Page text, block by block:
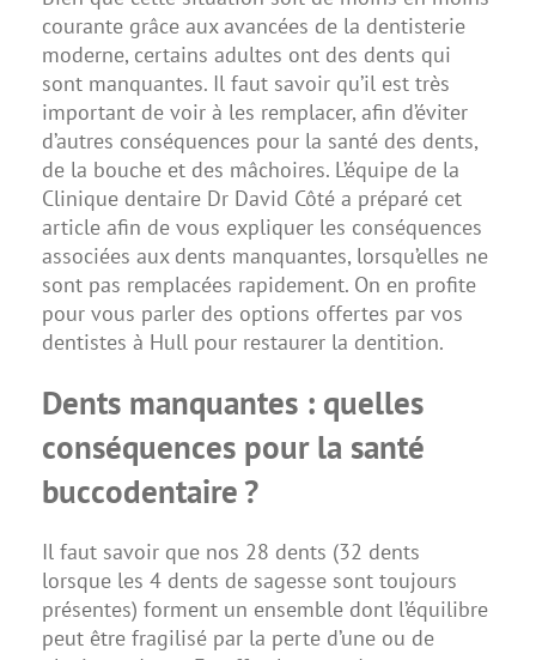
courante grâce aux avancées de la dentisterie
moderne, certains adultes ont des dents qui
sont manquantes. Il faut savoir qu’il est très
important de voir à les remplacer, afin d’éviter
d’autres conséquences pour la santé des dents,
de la bouche et des mâchoires. L’équipe de la
Clinique dentaire Dr David Côté a préparé cet
article afin de vous expliquer les conséquences
associées aux dents manquantes, lorsqu’elles ne
sont pas remplacées rapidement. On en profite
pour vous parler des options offertes par vos
dentistes à Hull pour restaurer la dentition.
Dents manquantes : quelles
conséquences pour la santé
buccodentaire ?
Il faut savoir que nos 28 dents (32 dents
lorsque les 4 dents de sagesse sont toujours
présentes) forment un ensemble dont l’équilibre
peut être fragilisé par la perte d’une ou de